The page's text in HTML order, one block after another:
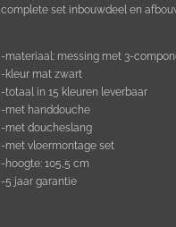
complete set inbouwdeel en
-materiaal: messing met 3-
-kleur mat zwart
-totaal in 15 kleuren leverbaar
-met handdouche
-met doucheslang
-met vloermontage set
-hoogte: 105,5 cm
-5 jaar garantie